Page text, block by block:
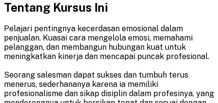
Tentang Kursus Ini
Pelajari pentingnya kecerdasan emosional dalam
penjualan. Kuasai cara mengelola emosi, memahami
pelanggan, dan membangun hubungan kuat untuk
meningkatkan kinerja dan mencapai puncak profesional.
Seorang salesman dapat sukses dan tumbuh terus
menerus, sederhananya karena ia memiliki
profesionalisme dan sikap disiplin dalam profesinya, yang